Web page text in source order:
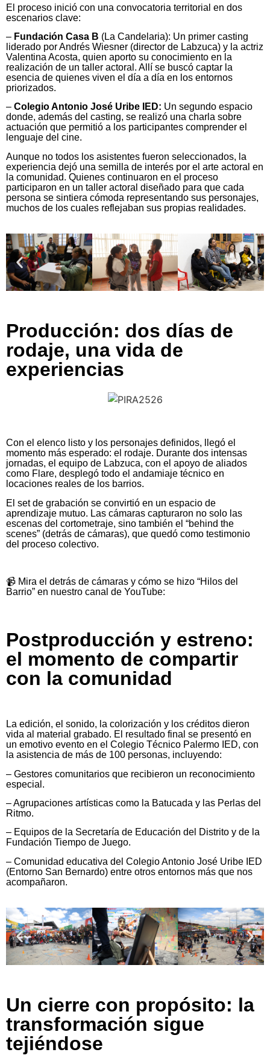
El proceso inició con una convocatoria territorial en dos
escenarios clave:
– Fundación Casa B (La Candelaria): Un primer casting
liderado por Andrés Wiesner (director de Labzuca) y la actriz
Valentina Acosta, quien aporto su conocimiento en la
realización de un taller actoral. Allí se buscó captar la
esencia de quienes viven el día a día en los entornos
priorizados.
– Colegio Antonio José Uribe IED: Un segundo espacio
donde, además del casting, se realizó una charla sobre
actuación que permitió a los participantes comprender el
lenguaje del cine.
Aunque no todos los asistentes fueron seleccionados, la
experiencia dejó una semilla de interés por el arte actoral en
la comunidad. Quienes continuaron en el proceso
participaron en un taller actoral diseñado para que cada
persona se sintiera cómoda representando sus personajes,
muchos de los cuales reflejaban sus propias realidades.
Producción: dos días de
rodaje, una vida de
experiencias
Con el elenco listo y los personajes definidos, llegó el
momento más esperado: el rodaje. Durante dos intensas
jornadas, el equipo de Labzuca, con el apoyo de aliados
como Flare, desplegó todo el andamiaje técnico en
locaciones reales de los barrios.
El set de grabación se convirtió en un espacio de
aprendizaje mutuo. Las cámaras capturaron no solo las
escenas del cortometraje, sino también el “behind the
scenes” (detrás de cámaras), que quedó como testimonio
del proceso colectivo.
📹 Mira el detrás de cámaras y cómo se hizo “Hilos del
Barrio” en nuestro canal de YouTube:
Postproducción y estreno:
el momento de compartir
con la comunidad
La edición, el sonido, la colorización y los créditos dieron
vida al material grabado. El resultado final se presentó en
un emotivo evento en el Colegio Técnico Palermo IED, con
la asistencia de más de 100 personas, incluyendo:
– Gestores comunitarios que recibieron un reconocimiento
especial.
– Agrupaciones artísticas como la Batucada y las Perlas del
Ritmo.
– Equipos de la Secretaría de Educación del Distrito y de la
Fundación Tiempo de Juego.
– Comunidad educativa del Colegio Antonio José Uribe IED
(Entorno San Bernardo) entre otros entornos más que nos
acompañaron.
Un cierre con propósito: la
transformación sigue
tejiéndose